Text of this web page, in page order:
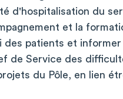
d'hospitalisation du
et la
des patients et
de Service des
du Pôle, en lien